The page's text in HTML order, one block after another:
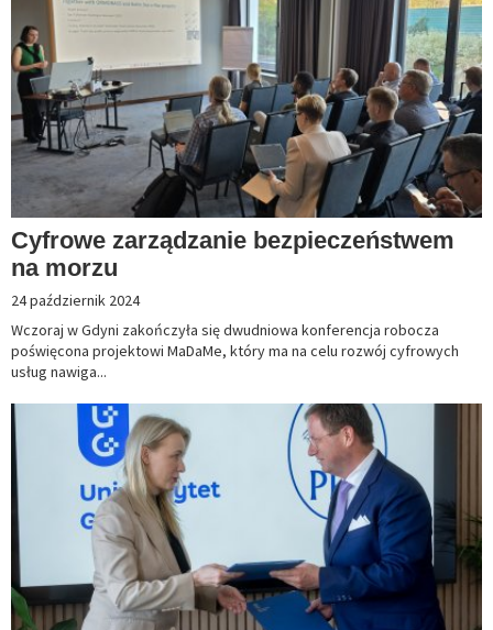
Cyfrowe zarządzanie bezpieczeństwem
na morzu
24 październik 2024
Wczoraj w Gdyni zakończyła się dwudniowa konferencja robocza
poświęcona projektowi MaDaMe, który ma na celu rozwój cyfrowych
usług nawiga...